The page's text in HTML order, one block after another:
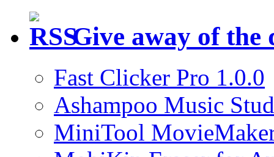
Give away of the
Fast Clicker Pro 1.0.0
Ashampoo Music
MiniTool